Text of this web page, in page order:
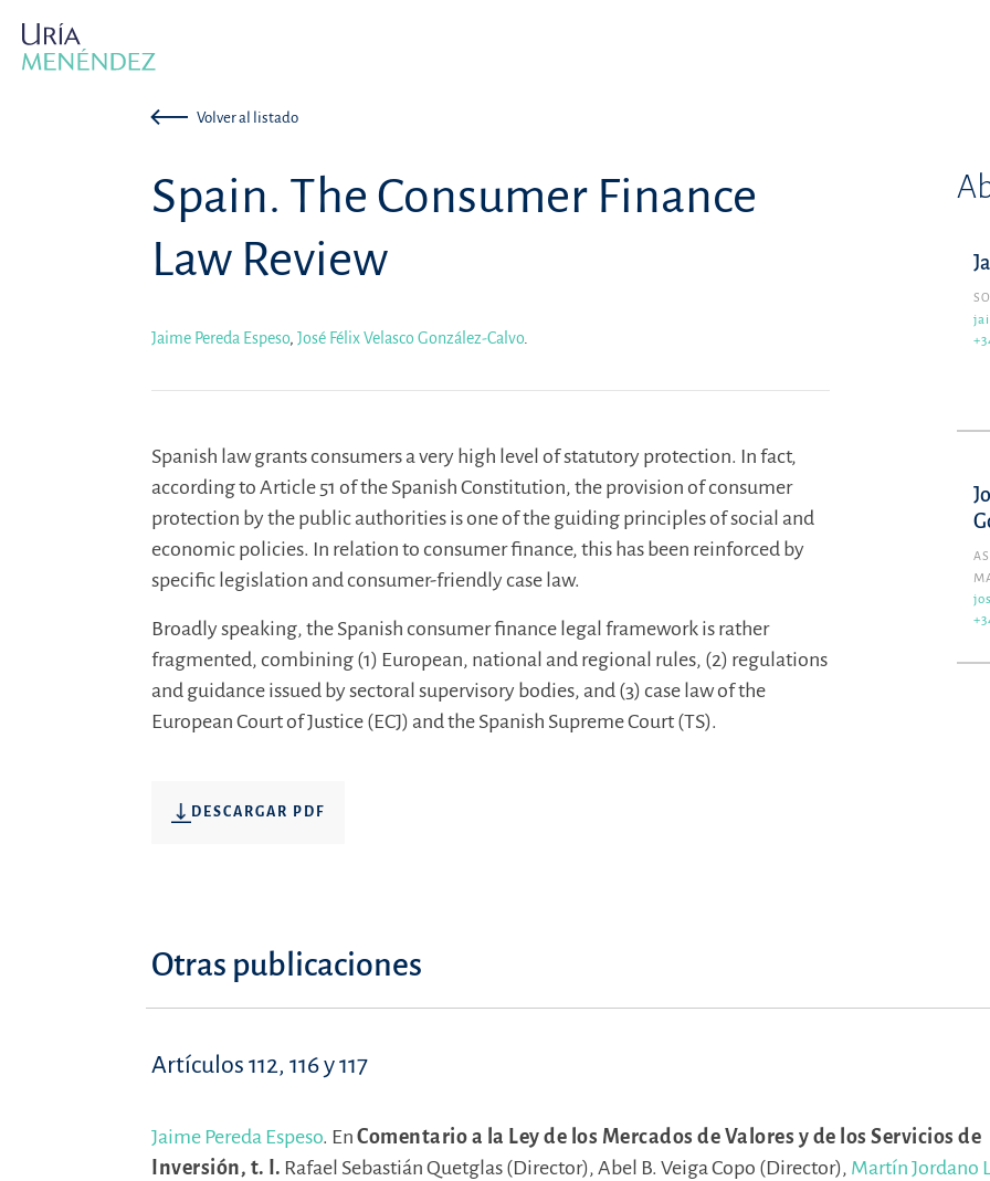
Volver al listado
Spain. The Consumer Finance
Law Review
Jaime Pereda Espeso, José Félix Velasco González-Calvo.
Spanish law grants consumers a very high level of statutory protection. In fact,
according to Article 51 of the Spanish Constitution, the provision of consumer
protection by the public authorities is one of the guiding principles of social and
economic policies. In relation to consumer finance, this has been reinforced by
specific legislation and consumer-friendly case law.
Broadly speaking, the Spanish consumer finance legal framework is rather
fragmented, combining (1) European, national and regional rules, (2) regulations
and guidance issued by sectoral supervisory bodies, and (3) case law of the
European Court of Justice (ECJ) and the Spanish Supreme Court (TS).
DESCARGAR PDF
Otras publicaciones
Artículos 112, 116 y 117
Jaime Pereda Espeso. En Comentario a la Ley de los Mercados de Valores y de los Servicios de
Inversión, t. I. Rafael Sebastián Quetglas (Director), Abel B. Veiga Copo (Director), Martín Jordano